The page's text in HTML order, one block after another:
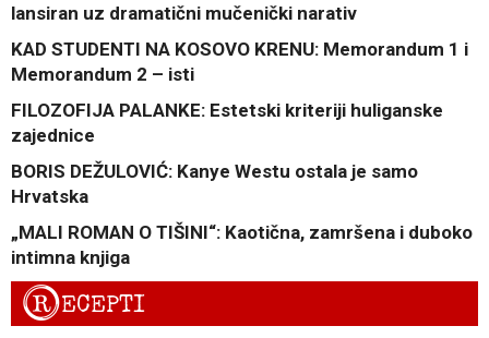
lansiran uz dramatični mučenički narativ
KAD STUDENTI NA KOSOVO KRENU: Memorandum 1 i
Memorandum 2 – isti
FILOZOFIJA PALANKE: Estetski kriteriji huliganske
zajednice
BORIS DEŽULOVIĆ: Kanye Westu ostala je samo
Hrvatska
„MALI ROMAN O TIŠINI“: Kaotična, zamršena i duboko
intimna knjiga
RECEPTI